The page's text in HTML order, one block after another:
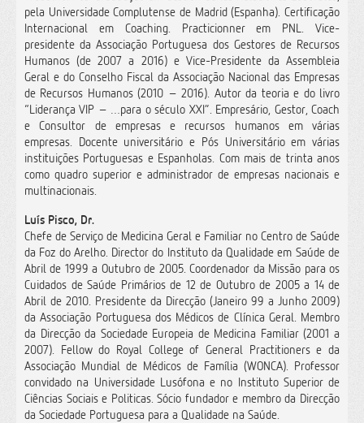
pela Universidade Complutense de Madrid (Espanha). Certificação
Internacional em Coaching. Practicionner em PNL. Vice-
presidente da Associação Portuguesa dos Gestores de Recursos
Humanos (de 2007 a 2016) e Vice-Presidente da Assembleia
Geral e do Conselho Fiscal da Associação Nacional das Empresas
de Recursos Humanos (2010 – 2016). Autor da teoria e do livro
“Liderança VIP – …para o século XXI”. Empresário, Gestor, Coach
e Consultor de empresas e recursos humanos em várias
empresas. Docente universitário e Pós Universitário em várias
instituições Portuguesas e Espanholas. Com mais de trinta anos
como quadro superior e administrador de empresas nacionais e
multinacionais.
Luís Pisco, Dr.
Chefe de Serviço de Medicina Geral e Familiar no Centro de Saúde
da Foz do Arelho. Director do Instituto da Qualidade em Saúde de
Abril de 1999 a Outubro de 2005. Coordenador da Missão para os
Cuidados de Saúde Primários de 12 de Outubro de 2005 a 14 de
Abril de 2010. Presidente da Direcção (Janeiro 99 a Junho 2009)
da Associação Portuguesa dos Médicos de Clínica Geral. Membro
da Direcção da Sociedade Europeia de Medicina Familiar (2001 a
2007). Fellow do Royal College of General Practitioners e da
Associação Mundial de Médicos de Família (WONCA). Professor
convidado na Universidade Lusófona e no Instituto Superior de
Ciências Sociais e Politicas. Sócio fundador e membro da Direcção
da Sociedade Portuguesa para a Qualidade na Saúde.